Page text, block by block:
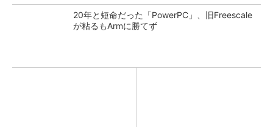
20年と短命だった「PowerPC」、旧Freescale
が粘るもArmに勝てず